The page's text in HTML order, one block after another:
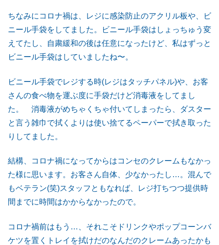
ちなみにコロナ禍は、レジに感染防止のアクリル板や、ビ
ニール手袋をしてました。ビニール手袋はしょっちゅう変
えてたし、自粛緩和の後は任意になったけど、私はずっと
ビニール手袋はしていましたね〜。
ビニール手袋でレジする時(レジはタッチパネル)や、お客
さんの食べ物を運ぶ度に手袋だけど消毒液をしてまし
た。 消毒液がめちゃくちゃ付いてしまったら、ダスター
と言う雑巾で拭くよりは使い捨てるペーパーで拭き取った
りしてました。
結構、コロナ禍になってからはコンセのクレームもなかっ
た様に思います。お客さん自体、少なかったし…。混んで
もベテラン(笑)スタッフともなれば、レジ打ちつつ提供時
間までに時間はかからなかったので。
コロナ禍前はもう…、それこそドリンクやポップコーンバ
ケツを置くトレイを拭けだのなんだのクレームあったかも